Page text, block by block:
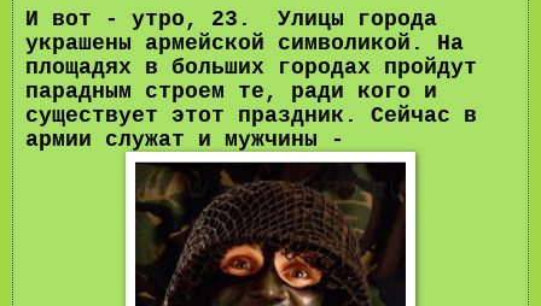
И вот - утро, 23. Улицы города
украшены армейской символикой. На
площадях в больших городах пройдут
парадным строем те, ради кого и
существует этот праздник. Сейчас в
армии служат и мужчины -